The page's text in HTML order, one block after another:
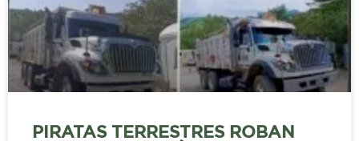
PIRATAS TERRESTRES ROBAN